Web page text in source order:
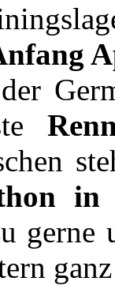
in
gerne